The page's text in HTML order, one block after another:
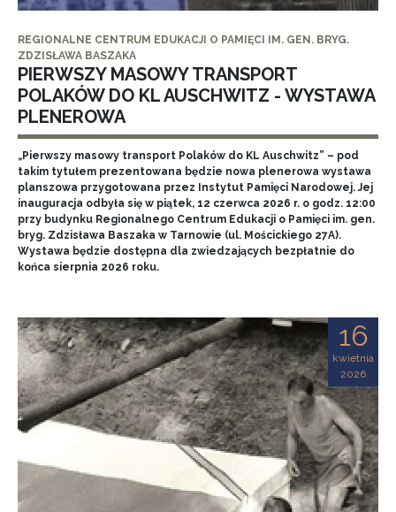
REGIONALNE CENTRUM EDUKACJI O PAMIĘCI IM. GEN. BRYG.
ZDZISŁAWA BASZAKA
PIERWSZY MASOWY TRANSPORT
POLAKÓW DO KL AUSCHWITZ - WYSTAWA
PLENEROWA
„Pierwszy masowy transport Polaków do KL Auschwitz” – pod
takim tytułem prezentowana będzie nowa plenerowa wystawa
planszowa przygotowana przez Instytut Pamięci Narodowej. Jej
inauguracja odbyła się w piątek, 12 czerwca 2026 r. o godz. 12:00
przy budynku Regionalnego Centrum Edukacji o Pamięci im. gen.
bryg. Zdzisława Baszaka w Tarnowie (ul. Mościckiego 27A).
Wystawa będzie dostępna dla zwiedzających bezpłatnie do
końca sierpnia 2026 roku.
16
kwietnia
2026